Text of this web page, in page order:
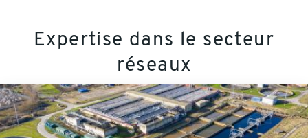
Expertise dans le secteur
réseaux
Plus
d'informations